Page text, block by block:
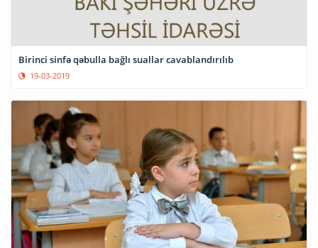
Birinci sinfə qəbulla bağlı suallar cavablandırılıb
19-03-2019